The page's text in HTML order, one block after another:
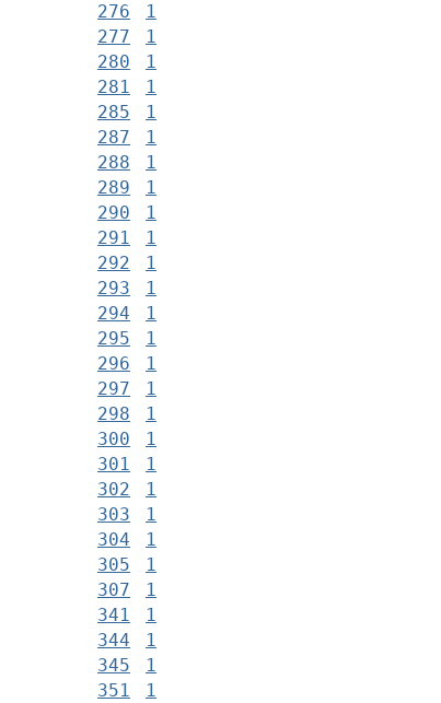
276
1
277
1
280
1
281
1
285
1
287
1
288
1
289
1
290
1
291
1
292
1
293
1
294
1
295
1
296
1
297
1
298
1
300
1
301
1
302
1
303
1
304
1
305
1
307
1
341
1
344
1
345
1
351
1